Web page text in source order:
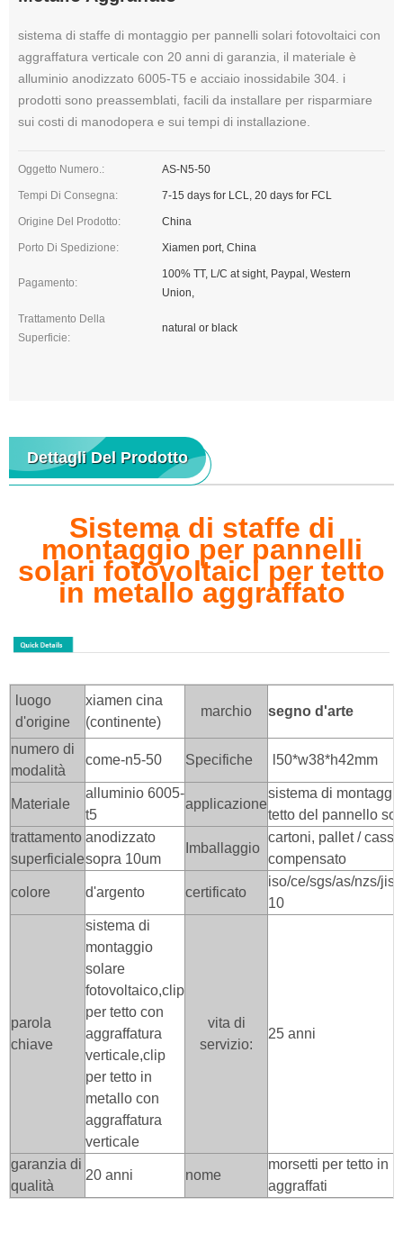
sistema di staffe di montaggio per pannelli solari fotovoltaici con
aggraffatura verticale con 20 anni di garanzia, il materiale è
alluminio anodizzato 6005-T5 e acciaio inossidabile 304. i
prodotti sono preassemblati, facili da installare per risparmiare
sui costi di manodopera e sui tempi di installazione.
Oggetto Numero.: AS-N5-50
Tempi Di Consegna: 7-15 days for LCL, 20 days for FCL
Origine Del Prodotto: China
Porto Di Spedizione: Xiamen port, China
Pagamento:
100% TT, L/C at sight, Paypal, Western
Union,
Trattamento Della
Superficie:
natural or black
Dettagli Del Prodotto
Sistema di staffe di
montaggio per pannelli
solari fotovoltaici per tetto
in metallo aggraffato
luogo
d'origine
xiamen cina
(continente)
marchio segno d'arte
numero di
modalità
come-n5-50 Specifiche l50*w38*h42mm
Materiale
alluminio 6005-
t5
applicazione
sistema di
tetto del pannello
trattamento
superficiale
anodizzato
sopra 10um
Imballaggio
cartoni, pallet /
compensato
colore d'argento certificato
iso/ce/sgs/as/nzs/jis/
10
parola
chiave
sistema di
montaggio
solare
fotovoltaico,clip
per tetto con
aggraffatura
verticale,clip
per tetto in
metallo con
aggraffatura
verticale
vita di
servizio:
25 anni
garanzia di
qualità
20 anni nome
morsetti per tetto in
aggraffati